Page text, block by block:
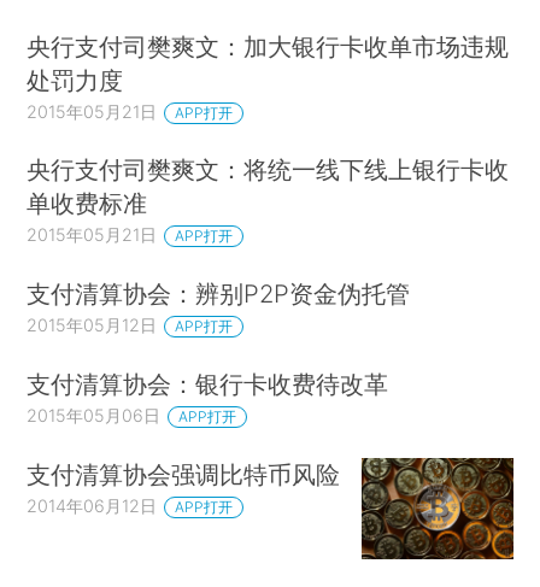
央行支付司樊爽文：加大银行卡收单市场违规
处罚力度
2015年05月21日 APP打开
央行支付司樊爽文：将统一线下线上银行卡收
单收费标准
2015年05月21日 APP打开
支付清算协会：辨别P2P资金伪托管
2015年05月12日 APP打开
支付清算协会：银行卡收费待改革
2015年05月06日 APP打开
支付清算协会强调比特币风险
2014年06月12日 APP打开